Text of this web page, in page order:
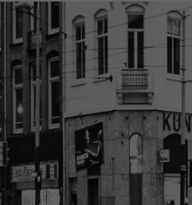
Nieuwstraat 35
2312 KA Leiden
+31(0)71 – 52 84 480
info@kunsthuisleiden.nl
Lees meer